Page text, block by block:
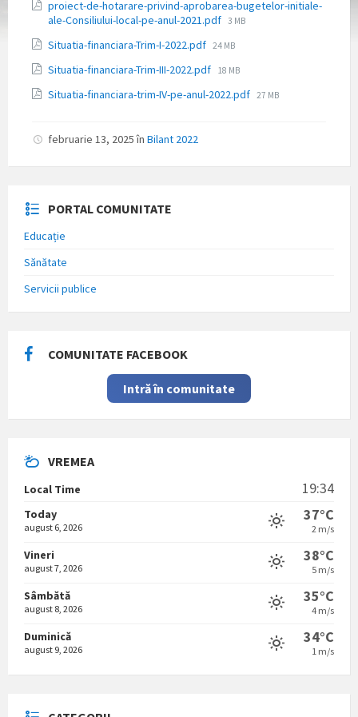
Atașamente
proiect-de-hotarare-privind-aprobarea-bugetelor-initiale-
ale-Consiliului-local-pe-anul-2021.pdf Dimensiune
3 MB
Situatia-financiara-Trim-I-2022.pdf Dimensiune
24 MB
Situatia-financiara-Trim-III-2022.pdf Dimensiune
18 MB
Situatia-financiara-trim-IV-pe-anul-2022.pdf Dimensiune
27 MB
februarie 13, 2025în Bilant 2022
PORTAL COMUNITATE
Educație
Sănătate
Servicii publice
COMUNITATE FACEBOOK
Intră în comunitate
VREMEA
Local Time 19:34
Today
august 6, 2026
37°C
2 m/s
Vineri
august 7, 2026
38°C
5 m/s
Sâmbătă
august 8, 2026
35°C
4 m/s
Duminică
august 9, 2026
34°C
1 m/s